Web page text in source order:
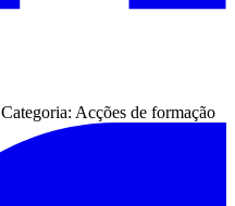
Categoria: Acções de formação